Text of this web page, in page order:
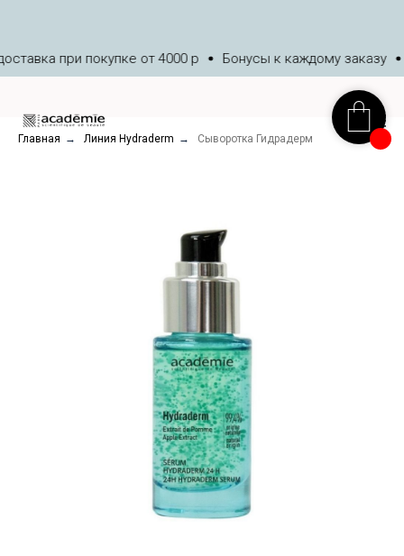
при покупке от 4000 р Бонусы к каждому заказу
Главная → Линия Hydraderm → Сыворотка Гидрадерм